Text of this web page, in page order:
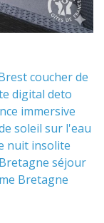
coucher de
digital deto
immersive
soleil sur l'eau
nuit insolite
séjour
Bretagne